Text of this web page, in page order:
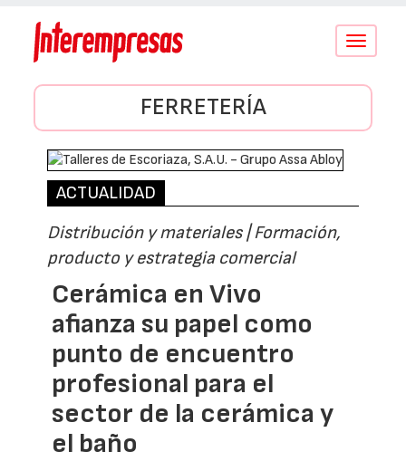
Conmutar
FERRETERÍA
ACTUALIDAD
Distribución y materiales | Formación,
producto y estrategia comercial
Cerámica en Vivo
afianza su papel como
punto de encuentro
profesional para el
sector de la cerámica y
el baño